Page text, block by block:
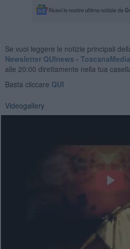
Se vuoi leggere le notizie principali
Newsletter QUInews -
alle 20:00 direttamente nella tua
Basta cliccare QUI
Videogallery